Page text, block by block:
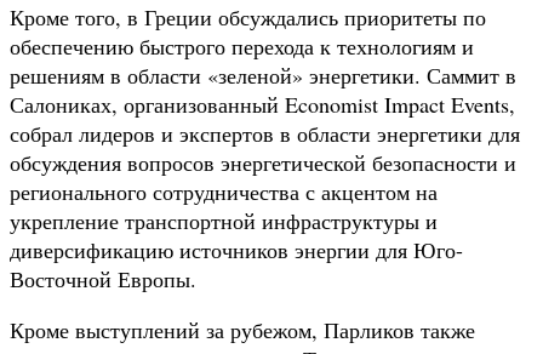
Кроме того, в Греции обсуждались приоритеты по
обеспечению быстрого перехода к технологиям и
решениям в области «зеленой» энергетики. Саммит в
Салониках, организованный Economist Impact Events,
собрал лидеров и экспертов в области энергетики для
обсуждения вопросов энергетической безопасности и
регионального сотрудничества с акцентом на
укрепление транспортной инфраструктуры и
диверсификацию источников энергии для Юго-
Восточной Европы.
Кроме выступлений за рубежом, Парликов также